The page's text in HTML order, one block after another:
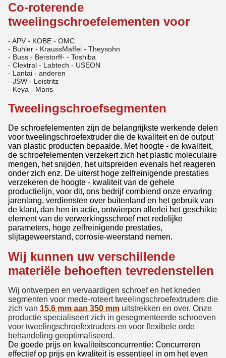
Co-roterende
tweelingschroefelementen voor
- APV - KOBE - OMC
- Buhler - KraussMaffei - Theysohn
- Buss - Berstorff- - Toshiba
- Clextral - Labtech - USEON
- Lantai - anderen
- JSW - Leistritz
- Keya - Maris
Tweelingschroefsegmenten
De schroefelementen zijn de belangrijkste werkende delen
voor tweelingschroefextruder die de kwaliteit en de output
van plastic producten bepaalde. Met hoogte - de kwaliteit,
de schroefelementen verzekert zich het plastic moleculaire
mengen, het snijden, het uitspreiden evenals het reageren
onder zich enz. De uiterst hoge zelfreinigende prestaties
verzekeren de hoogte - kwaliteit van de gehele
productielijn, voor dit, ons bedrijf combiend onze ervaring
jarenlang, verdiensten over buitenland en het gebruik van
de klant, dan hen in actie, ontwierpen allerlei het geschikte
element van de verwerkingsschroef met redelijke
parameters, hoge zelfreinigende prestaties,
slijtageweerstand, corrosie-weerstand nemen.
Wij kunnen uw verschillende
materiële behoeften tevredenstellen
Wij ontwerpen en vervaardigen schroef en het kneden
segmenten voor mede-roteert tweelingschroefextruders die
zich van 15,6 mm aan 350 mm uitstrekken en over. Onze
productie specialiseert zich in gesegmenteerde schroeven
voor tweelingschroefextruders en voor flexibele orde
behandeling geoptimaliseerd.
De goede prijs en kwaliteitsconcurrentie: Concurreren
effectief op prijs en kwaliteit is essentieel in om het even